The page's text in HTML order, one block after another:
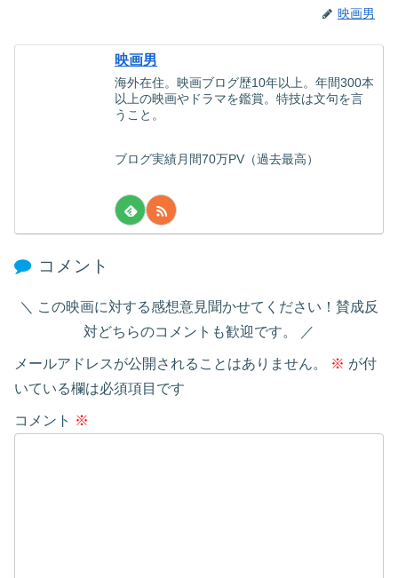
映画男
映画男
海外在住。映画ブログ歴10年以上。年間300本
以上の映画やドラマを鑑賞。特技は文句を言
うこと。
ブログ実績月間70万PV（過去最高）
コメント
この映画に対する感想意見聞かせてください！賛成反
対どちらのコメントも歓迎です。
メールアドレスが公開されることはありません。 ※ が付
いている欄は必須項目です
コメント ※